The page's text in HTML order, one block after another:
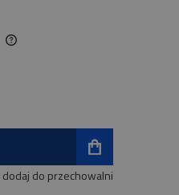
dodaj do przechowalni